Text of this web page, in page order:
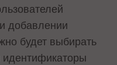
добавлении
будет выбирать
идентификаторы